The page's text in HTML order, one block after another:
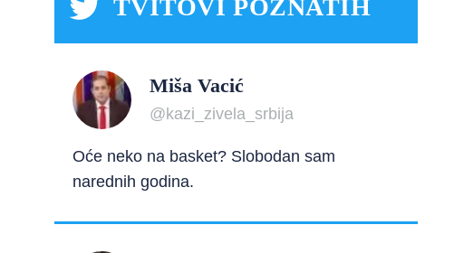
TVITOVI POZNATIH
Miša Vacić
@kazi_zivela_srbija
Oće neko na basket? Slobodan sam
narednih godina.